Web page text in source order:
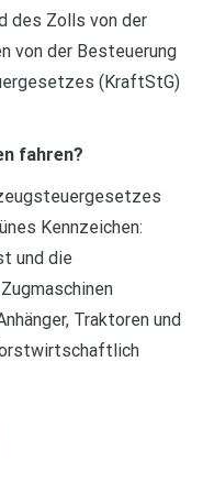
des Zolls von der
von der Besteuerung
(KraftStG)
fahren?
Kennzeichen:
und die
Traktoren und